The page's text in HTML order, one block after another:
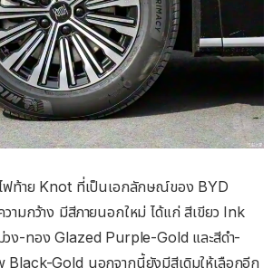
ฟท้าย Knot ที่เป็นเอกลักษณ์ของ BYD
ามกว้าง มีสีภายนอกใหม่ ได้แก่ สีเขียว Ink
ง-ทอง Glazed Purple-Gold และสีดำ-
Gold นอกจากนี้ยังมีสีเดิมให้เลือกอีก